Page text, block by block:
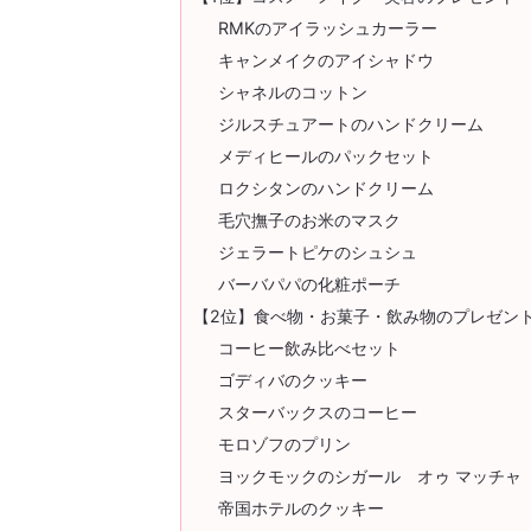
RMKのアイラッシュカーラー
キャンメイクのアイシャドウ
シャネルのコットン
ジルスチュアートのハンドクリーム
メディヒールのパックセット
ロクシタンのハンドクリーム
毛穴撫子のお米のマスク
ジェラートピケのシュシュ
バーバパパの化粧ポーチ
【2位】食べ物・お菓子・飲み物のプレゼン
コーヒー飲み比べセット
ゴディバのクッキー
スターバックスのコーヒー
モロゾフのプリン
ヨックモックのシガール オゥ マッチャ
帝国ホテルのクッキー